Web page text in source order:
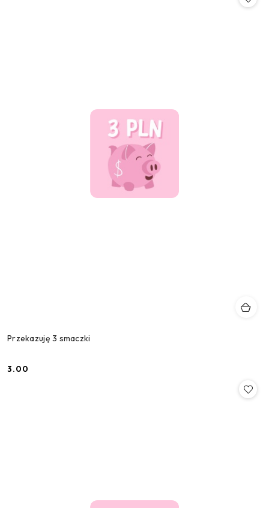
Przekazuję 3 smaczki
Cena:
3.00